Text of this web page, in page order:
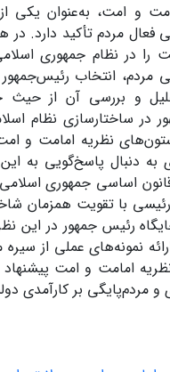
و امت، به‌عنوان یکی
فعال مردم تأکید دارد. در
را در نظام جمهوری
مردم، انتخاب
و بررسی آن از حیث
در ساختارسازی نظام
نظریه امامت و
به دنبال پاسخ‌گویی
اساسی جمهوری
با تقویت همزمان
رئیس جمهور در این
ارائه نمونه‌های عملی از
امامت و امت
و مردم‌پایگی بر